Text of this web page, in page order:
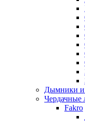
Дымники и
Чердачные
Fakro